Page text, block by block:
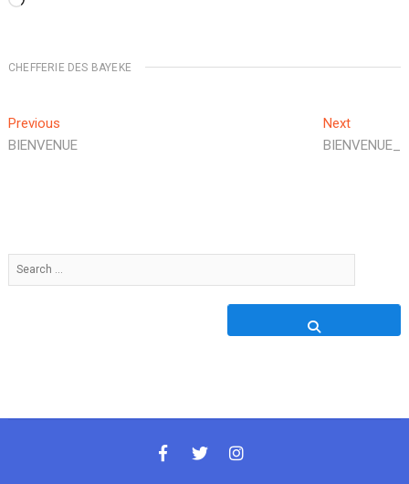
CHEFFERIE DES BAYEKE
Previous
BIENVENUE
Next
BIENVENUE_